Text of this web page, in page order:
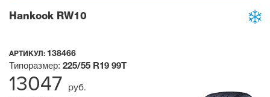
Hankook RW10
АРТИКУЛ: 138466
Типоразмер: 225/55 R19 99T
13047 руб.